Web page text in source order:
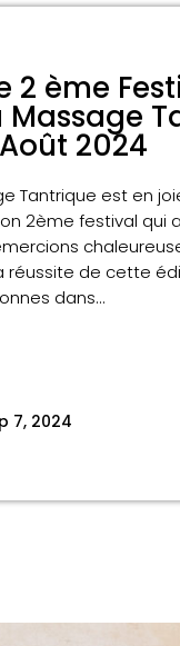
2 ème
2024
Tantrique est en
2ème festival qui
réussite de cette
dans...
7, 2024